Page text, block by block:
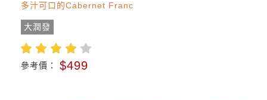
多汁可口的Cabernet Franc
大潤發
參考價： $499